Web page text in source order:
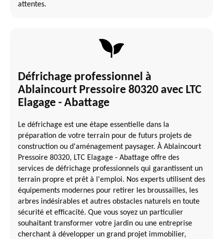
attentes.
Défrichage professionnel à
Ablaincourt Pressoire 80320 avec LTC
Elagage - Abattage
Le défrichage est une étape essentielle dans la
préparation de votre terrain pour de futurs projets de
construction ou d'aménagement paysager. À Ablaincourt
Pressoire 80320, LTC Elagage - Abattage offre des
services de défrichage professionnels qui garantissent un
terrain propre et prêt à l'emploi. Nos experts utilisent des
équipements modernes pour retirer les broussailles, les
arbres indésirables et autres obstacles naturels en toute
sécurité et efficacité. Que vous soyez un particulier
souhaitant transformer votre jardin ou une entreprise
cherchant à développer un grand projet immobilier,